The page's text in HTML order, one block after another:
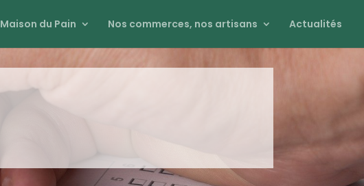
Maison du Pain Nos commerces, nos artisans Actualités